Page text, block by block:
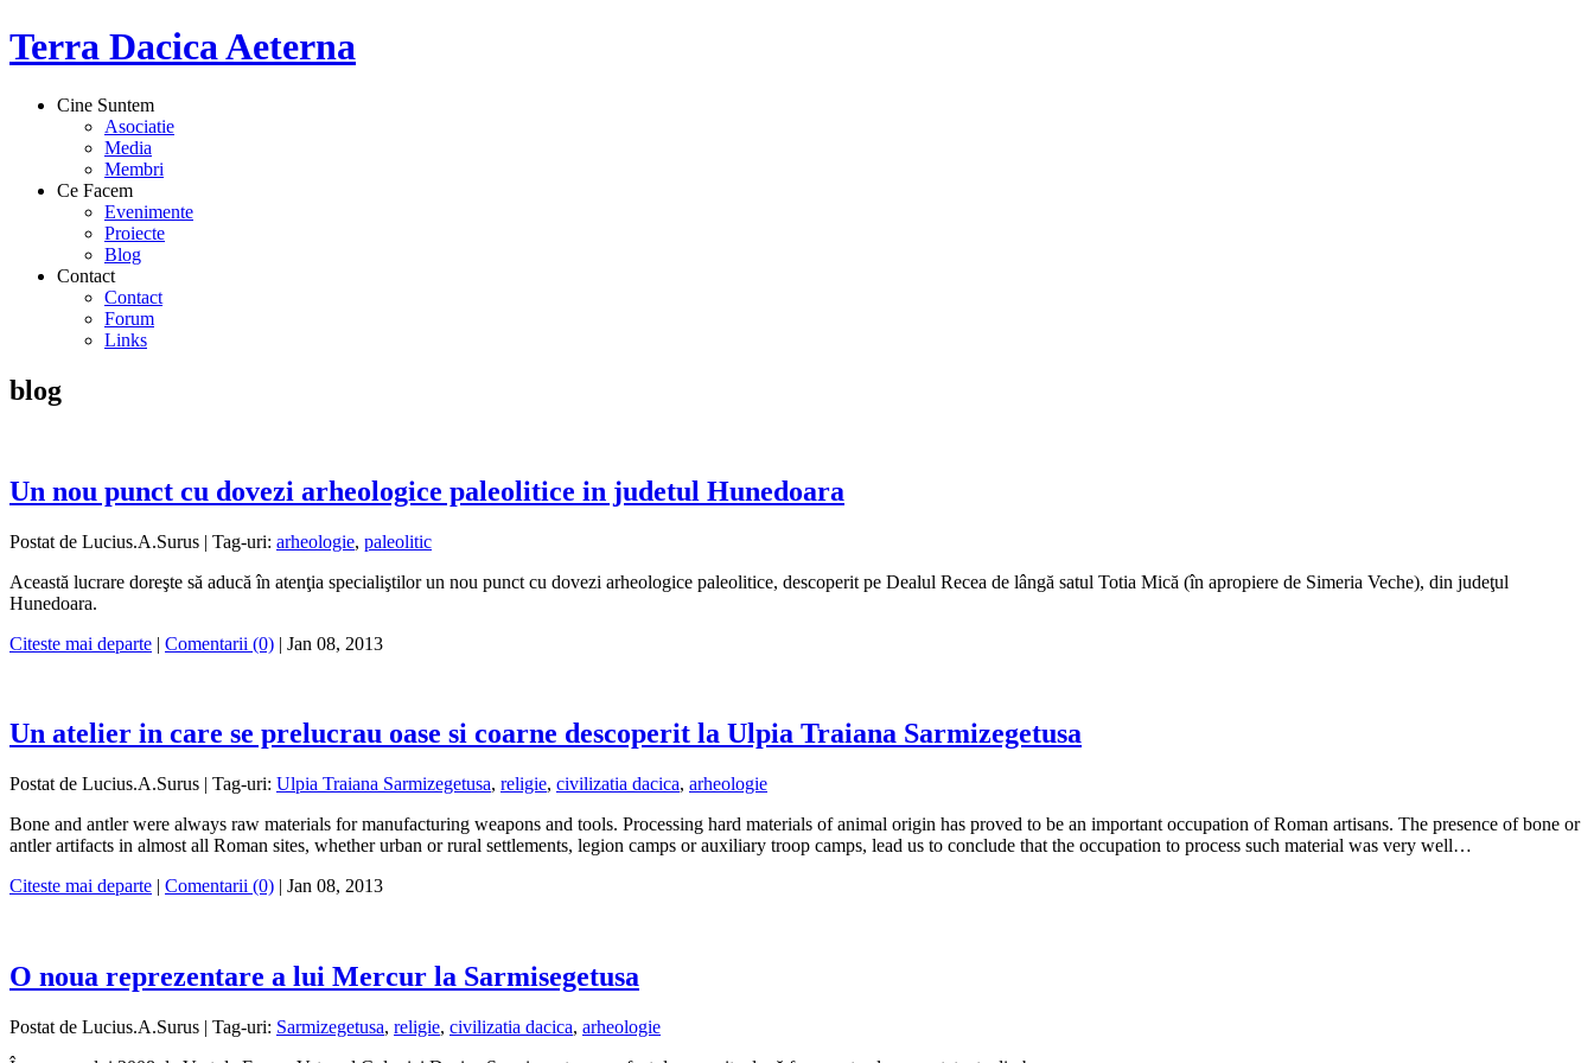
Terra Dacica Aeterna
Cine Suntem
Asociatie
Media
Membri
Ce Facem
Evenimente
Proiecte
Blog
Contact
Contact
Forum
Links
blog
Un nou punct cu dovezi arheologice paleolitice in judetul Hunedoara
Postat de Lucius.A.Surus | Tag-uri: arheologie, paleolitic
Această lucrare doreşte să aducă în atenţia specialiştilor un nou punct cu dovezi arheologice paleolitice, descoperit pe Dealul Recea de lângă satul Totia Mică (în apropiere de Simeria Veche), din judeţul
Hunedoara.
Citeste mai departe | Comentarii (0) | Jan 08, 2013
Un atelier in care se prelucrau oase si coarne descoperit la Ulpia Traiana Sarmizegetusa
Postat de Lucius.A.Surus | Tag-uri: Ulpia Traiana Sarmizegetusa, religie, civilizatia dacica, arheologie
Bone and antler were always raw materials for manufacturing weapons and tools. Processing hard materials of animal origin has proved to be an important occupation of Roman artisans. The presence of bone or
antler artifacts in almost all Roman sites, whether urban or rural settlements, legion camps or auxiliary troop camps, lead us to conclude that the occupation to process such material was very well…
Citeste mai departe | Comentarii (0) | Jan 08, 2013
O noua reprezentare a lui Mercur la Sarmisegetusa
Postat de Lucius.A.Surus | Tag-uri: Sarmizegetusa, religie, civilizatia dacica, arheologie